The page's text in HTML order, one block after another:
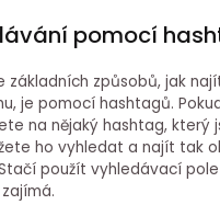
pomocí
základních způsobů, jak
je pomocí hashtagů.
na nějaký hashtag, který
ho vyhledat a najít tak
použít vyhledávací